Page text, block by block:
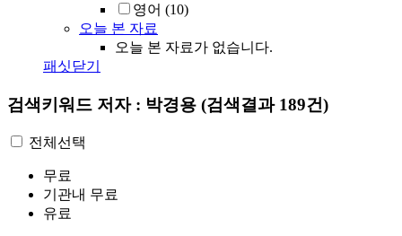
영어 (10)
오늘 본 자료
오늘 본 자료가 없습니다.
패싯닫기
검색키워드 저자 : 박경용 (검색결과 189건)
전체선택
무료
기관내 무료
유료